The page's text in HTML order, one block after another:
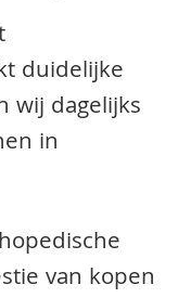
duidelijke
wij dagelijks
in
van kopen